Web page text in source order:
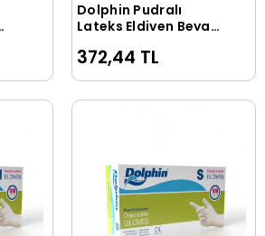
Sepete Ekle
Dolphin Pudralı
Lateks Eldiven Beyaz
372,44 TL